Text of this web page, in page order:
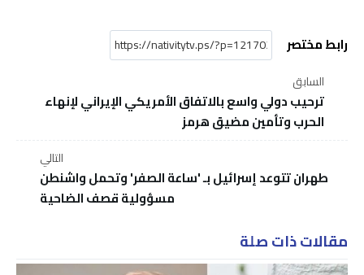
رابط مختصر
السابق
ترحيب دولي واسع بالاتفاق الأمريكي الإيراني لإنهاء
الحرب وتأمين مضيق هرمز
التالي
طهران تتوعد إسرائيل بـ 'ساعة الصفر' وتحمل واشنطن
مسؤولية قصف الضاحية
مقالات ذات صلة